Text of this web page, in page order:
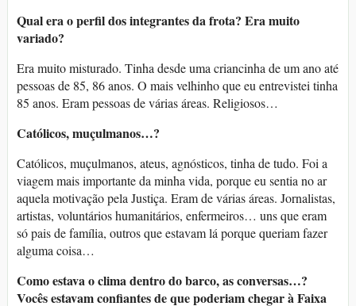
Qual era o perfil dos integrantes da frota? Era muito
variado?
Era muito misturado. Tinha desde uma criancinha de um ano até
pessoas de 85, 86 anos. O mais velhinho que eu entrevistei tinha
85 anos. Eram pessoas de várias áreas. Religiosos…
Católicos, muçulmanos…?
Católicos, muçulmanos, ateus, agnósticos, tinha de tudo. Foi a
viagem mais importante da minha vida, porque eu sentia no ar
aquela motivação pela Justiça. Eram de várias áreas. Jornalistas,
artistas, voluntários humanitários, enfermeiros… uns que eram
só pais de família, outros que estavam lá porque queriam fazer
alguma coisa…
Como estava o clima dentro do barco, as conversas…?
Vocês estavam confiantes de que poderiam chegar à Faixa